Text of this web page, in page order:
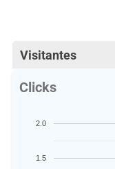
Visitantes
Clicks
1.5
2.0